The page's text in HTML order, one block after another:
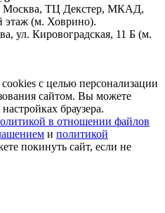
Москва, ТЦ Декстер, МКАД,
этаж (м. Ховрино).
, ул. Кировоградская, 11 Б (м.
с целью персонализации
сайтом. Вы можете
браузера.
в отношении файлов
и политикой
покинуть сайт, если не